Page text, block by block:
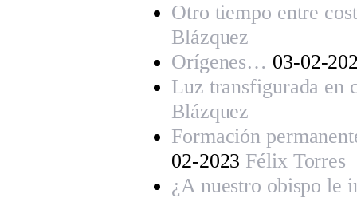
Otro tiempo entre
Blázquez
Orígenes… 03-02-
Luz transfigurada en
Blázquez
Formación
02-2023 Félix Torres
¿A nuestro obispo le